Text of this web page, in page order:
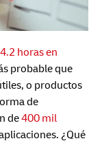
4.2 horas en
probable que
o productos
de
de400 mil
¿Qué